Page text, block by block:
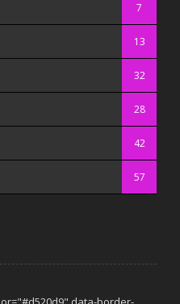
7
13
32
28
42
57